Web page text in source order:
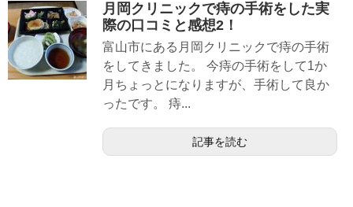
月岡クリニックで痔の手術をした実
際の口コミと感想2！
富山市にある月岡クリニックで痔の手術
をしてきました。 今痔の手術をして1か
月ちょっとになりますが、手術して良か
ったです。 痔...
記事を読む